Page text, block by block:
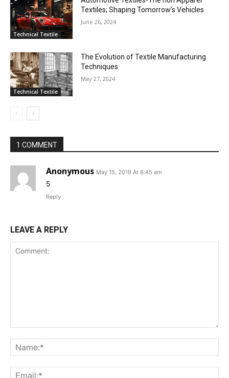
Technical Textile
Textiles; Shaping Tomorrow’s Vehicles
June 26, 2024
Technical Textile
The Evolution of Textile Manufacturing
Techniques
May 27, 2024
1 COMMENT
Anonymous May 15, 2019 At 8:45 am
5
Reply
LEAVE A REPLY